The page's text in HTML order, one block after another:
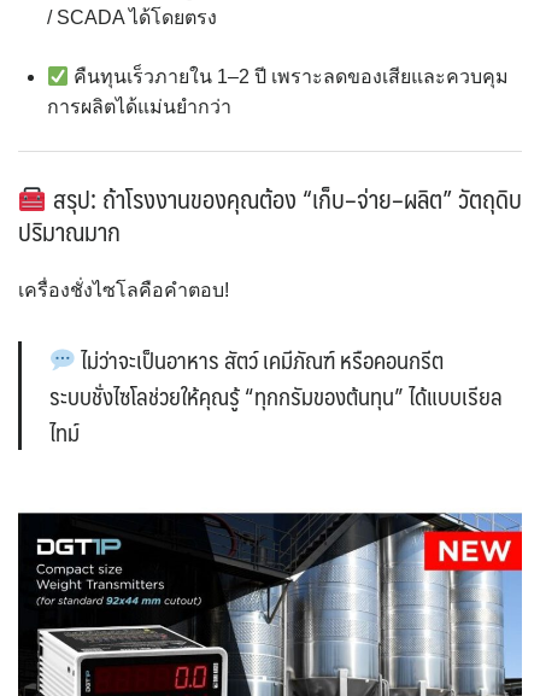
/ SCADA ได้โดยตรง
คืนทุนเร็วภายใน 1–2 ปี เพราะลดของเสียและควบคุม
การผลิตได้แม่นยำกว่า
สรุป: ถ้าโรงงานของคุณต้อง “เก็บ–จ่าย–ผลิต” วัตถุดิบ
ปริมาณมาก
เครื่องชั่งไซโลคือคำตอบ!
ไม่ว่าจะเป็นอาหาร สัตว์ เคมีภัณฑ์ หรือคอนกรีต
ระบบชั่งไซโลช่วยให้คุณรู้ “ทุกกรัมของต้นทุน” ได้แบบเรียล
ไทม์